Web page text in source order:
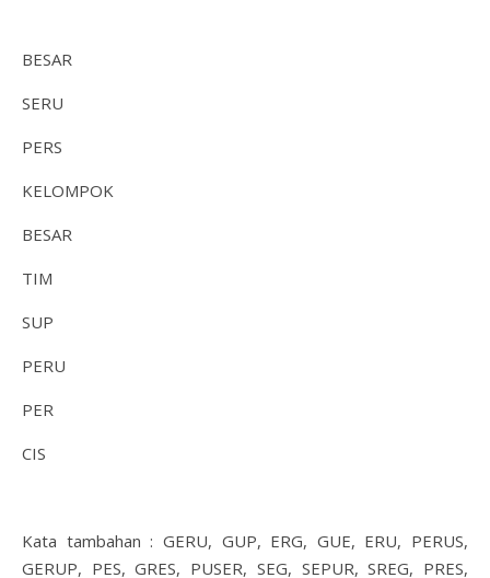
BESAR
SERU
PERS
KELOMPOK
BESAR
TIM
SUP
PERU
PER
CIS
Kata tambahan : GERU, GUP, ERG, GUE, ERU, PERUS,
GERUP, PES, GRES, PUSER, SEG, SEPUR, SREG, PRES,